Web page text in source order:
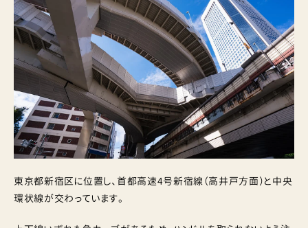
東京都新宿区に位置し、首都高速4号新宿線（高井戸方面）と中央
環状線が交わっています。